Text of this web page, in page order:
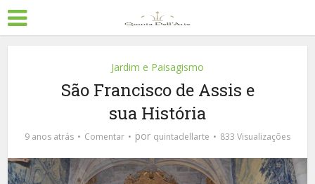
Jardim e Paisagismo
São Francisco de Assis e
sua História
9 anos atrás Comentar por quintadellarte 833 Visualizações